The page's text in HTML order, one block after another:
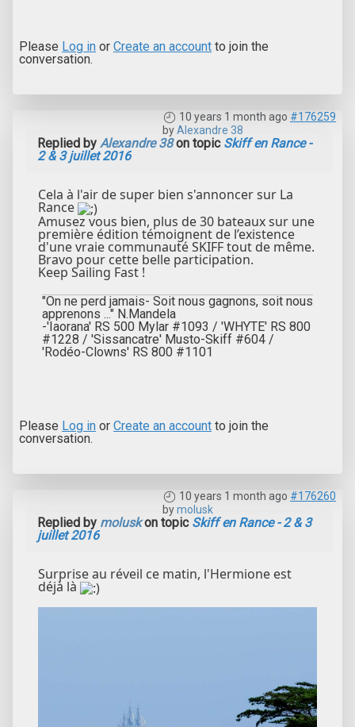
Please Log in or Create an account to join the
conversation.
10 years 1 month ago #176259
byAlexandre 38
Replied by Alexandre 38on topic Skiff en Rance -
2 & 3 juillet 2016
Cela à l'air de super bien s'annoncer sur La
Rance
Amusez vous bien, plus de 30 bateaux sur une
première édition témoignent de l’existence
d'une vraie communauté SKIFF tout de même.
Bravo pour cette belle participation.
Keep Sailing Fast !
"On ne perd jamais- Soit nous gagnons, soit nous
apprenons ..." N.Mandela
-'Iaorana' RS 500 Mylar #1093 / 'WHYTE' RS 800
#1228 / 'Sissancatre' Musto-Skiff #604 /
'Rodéo-Clowns' RS 800 #1101
Please Log in or Create an account to join the
conversation.
10 years 1 month ago #176260
bymolusk
Replied by moluskon topic Skiff en Rance - 2 & 3
juillet 2016
Surprise au réveil ce matin, l'Hermione est
déjà là